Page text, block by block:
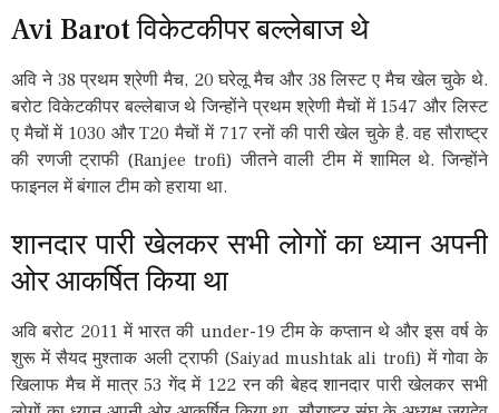
Avi Barot विकेटकीपर बल्लेबाज थे
अवि ने 38 प्रथम श्रेणी मैच, 20 घरेलू मैच और 38 लिस्ट ए मैच खेल चुके थे.
बरोट विकेटकीपर बल्लेबाज थे जिन्होंने प्रथम श्रेणी मैचों में 1547 और लिस्ट
ए मैचों में 1030 और T20 मैचों में 717 रनों की पारी खेल चुके है. वह सौराष्ट्र
की रणजी ट्राफी (Ranjee trofi) जीतने वाली टीम में शामिल थे. जिन्होंने
फाइनल में बंगाल टीम को हराया था.
शानदार पारी खेलकर सभी लोगों का ध्यान अपनी
ओर आकर्षित किया था
अवि बरोट 2011 में भारत की under-19 टीम के कप्तान थे और इस वर्ष के
शुरू में सैयद मुश्ताक अली ट्राफी (Saiyad mushtak ali trofi) में गोवा के
खिलाफ मैच में मात्र 53 गेंद में 122 रन की बेहद शानदार पारी खेलकर सभी